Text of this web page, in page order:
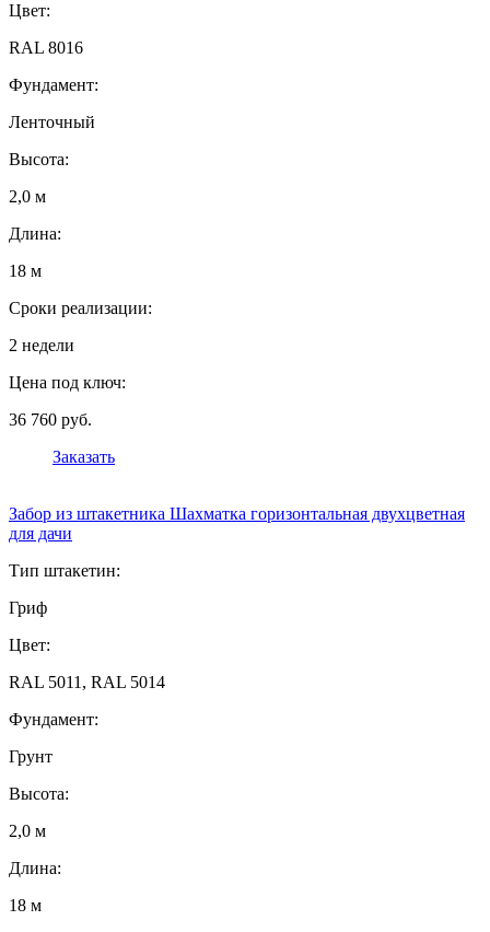
Цвет:
RAL 8016
Фундамент:
Ленточный
Высота:
2,0 м
Длина:
18 м
Сроки реализации:
2 недели
Цена под ключ:
36 760 руб.
Заказать
Забор из штакетника Шахматка горизонтальная двухцветная
для дачи
Тип штакетин:
Гриф
Цвет:
RAL 5011, RAL 5014
Фундамент:
Грунт
Высота:
2,0 м
Длина:
18 м